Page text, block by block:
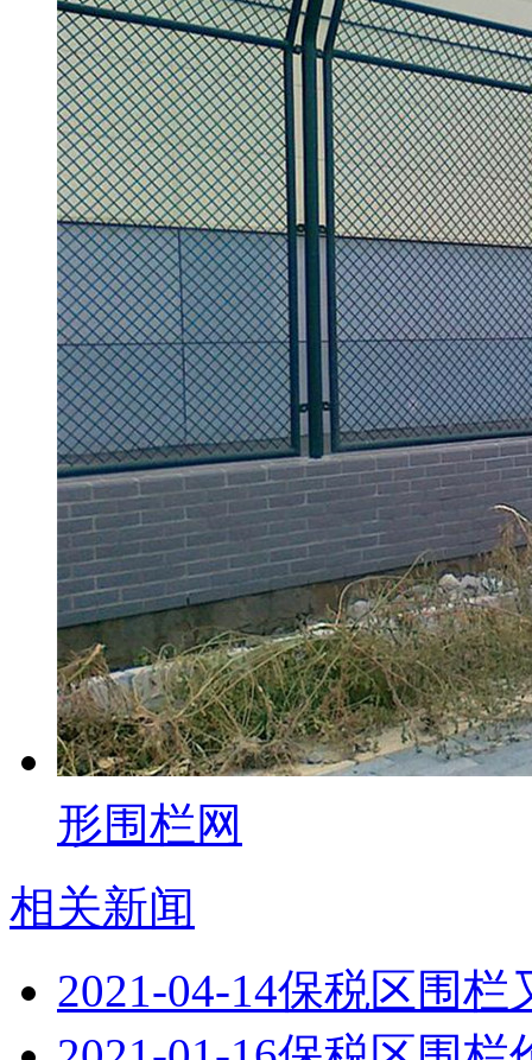
形围栏网
相关新闻
2021-04-14保税区围栏